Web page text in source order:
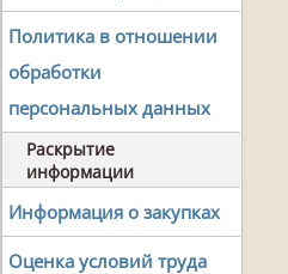
Политика в отношении
обработки
персональных данных
Раскрытие
информации
Информация о закупках
Оценка условий труда